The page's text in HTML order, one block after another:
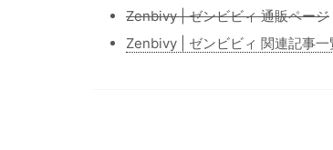
Zenbivy | ゼンビビィ 通販ページ
Zenbivy | ゼンビビィ 関連記事一